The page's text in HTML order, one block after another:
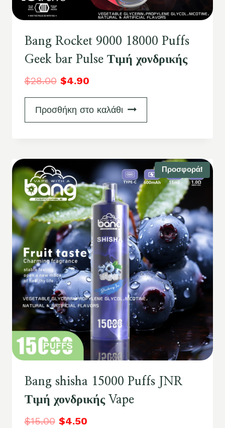
Bang Rocket 9000 18000 Puffs
Geek bar Pulse Τιμή χονδρικής
$28.00 $4.90
Προσθήκη στο καλάθι
Προσφορά!
Bang shisha 15000 Puffs JNR
Τιμή χονδρικής Vape
$15.00 $4.50